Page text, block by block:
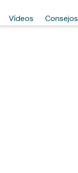
Vídeos Consejos